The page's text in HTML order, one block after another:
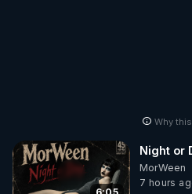
Why
Night or
MorWeen
7 hours